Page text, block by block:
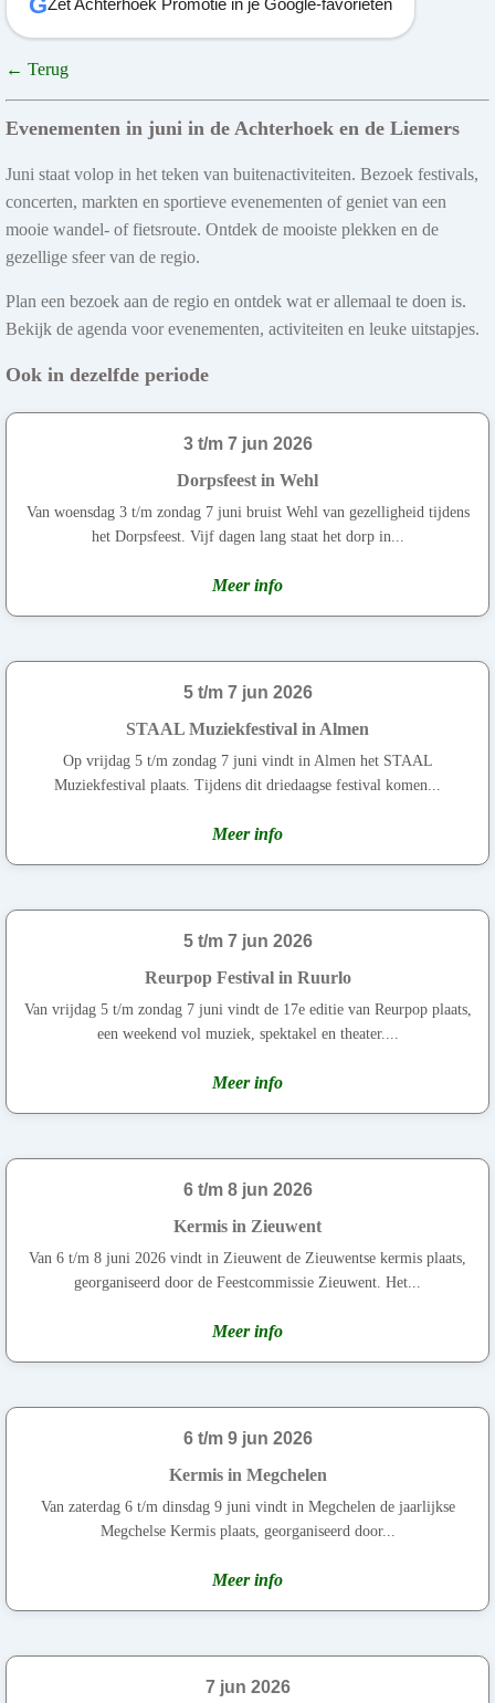
Zet Achterhoek Promotie in je Google-favorieten
← Terug
Evenementen in juni in de Achterhoek en de Liemers
Juni staat volop in het teken van buitenactiviteiten. Bezoek festivals,
concerten, markten en sportieve evenementen of geniet van een
mooie wandel- of fietsroute. Ontdek de mooiste plekken en de
gezellige sfeer van de regio.
Plan een bezoek aan de regio en ontdek wat er allemaal te doen is.
Bekijk de agenda voor evenementen, activiteiten en leuke uitstapjes.
Ook in dezelfde periode
3 t/m 7 jun 2026
Dorpsfeest in Wehl
Van woensdag 3 t/m zondag 7 juni bruist Wehl van gezelligheid tijdens
het Dorpsfeest. Vijf dagen lang staat het dorp in...
Meer info
5 t/m 7 jun 2026
STAAL Muziekfestival in Almen
Op vrijdag 5 t/m zondag 7 juni vindt in Almen het STAAL
Muziekfestival plaats. Tijdens dit driedaagse festival komen...
Meer info
5 t/m 7 jun 2026
Reurpop Festival in Ruurlo
Van vrijdag 5 t/m zondag 7 juni vindt de 17e editie van Reurpop plaats,
een weekend vol muziek, spektakel en theater....
Meer info
6 t/m 8 jun 2026
Kermis in Zieuwent
Van 6 t/m 8 juni 2026 vindt in Zieuwent de Zieuwentse kermis plaats,
georganiseerd door de Feestcommissie Zieuwent. Het...
Meer info
6 t/m 9 jun 2026
Kermis in Megchelen
Van zaterdag 6 t/m dinsdag 9 juni vindt in Megchelen de jaarlijkse
Megchelse Kermis plaats, georganiseerd door...
Meer info
7 jun 2026